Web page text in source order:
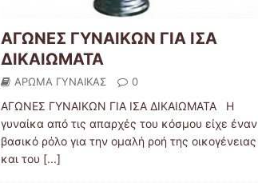
ΑΓΩΝΕΣ ΓΥΝΑΙΚΩΝ ΓΙΑ ΙΣΑ
ΔΙΚΑΙΩΜΑΤΑ
ΑΡΩΜΑ ΓΥΝΑΙΚΑΣ 0
ΑΓΩΝΕΣ ΓΥΝΑΙΚΩΝ ΓΙΑ ΙΣΑ ΔΙΚΑΙΩΜΑΤΑ Η
γυναίκα από τις απαρχές του κόσμου είχε έναν
βασικό ρόλο για την ομαλή ροή της οικογένειας
και του [...]